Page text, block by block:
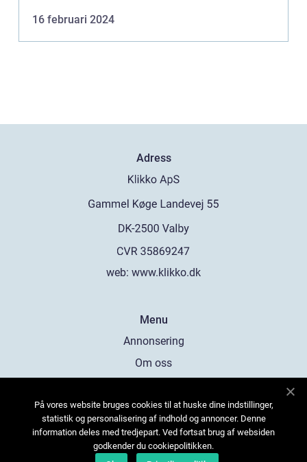
16 februari 2024
Adress
web: www.klikko.dk
Menu
Annonsering
Om oss
Kontakta oss
Sitemap
På vores website bruges cookies til at huske dine indstillinger,
statistik og personalisering af indhold og annoncer. Denne
information deles med tredjepart. Ved fortsat brug af websiden
godkender du cookiepolitikken.